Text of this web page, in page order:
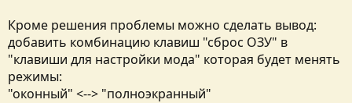
Кроме решения проблемы можно сделать вывод:
добавить комбинацию клавиш "сброс ОЗУ" в
"клавиши для настройки мода" которая будет менять
режимы:
"оконный" <--> "полноэкранный"